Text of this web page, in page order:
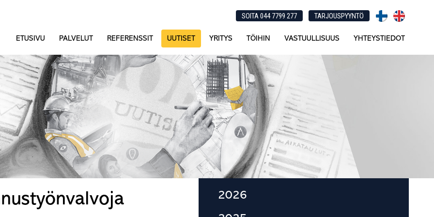
SOITA 044 7799 277 TARJOUSPYYNTÖ
ETUSIVU PALVELUT REFERENSSIT UUTISET YRITYS TÖIHIN VASTUULLISUUS YHTEYSTIEDOT
Ensisijainen
2026